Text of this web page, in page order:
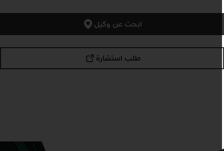
ابحث عن وكيل
طلب استشارة